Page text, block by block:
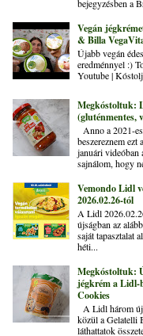
bejegyzésben a
Vegán
& Billa
Újabb vegán
eredménnyel :)
Youtube |
Megkóstoltuk:
(gluténmentes,
Anno a 2021-
beszereznem ezt
januári videóban
sajnálom, hogy
Vemondo Lidl
2026.02.26-tól
A Lidl
újságban az
saját tapasztalat
héti...
Megkóstoltuk:
jégkrém a Lidl-
Cookies
A Lidl három új
közül a Gelatelli
láthattatok